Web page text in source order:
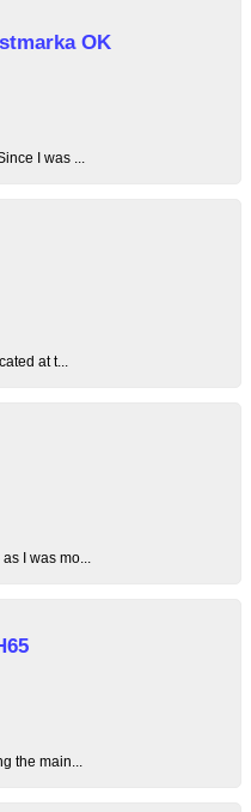
OK
I was ...
at t...
I was mo...
the main...